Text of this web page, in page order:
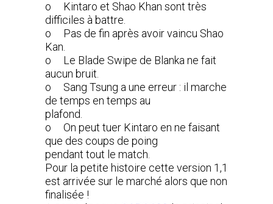
o Kintaro et Shao Khan sont très
difficiles à battre.
o Pas de fin après avoir vaincu Shao
Kan.
o Le Blade Swipe de Blanka ne fait
aucun bruit.
o Sang Tsung a une erreur : il marche
de temps en temps au
plafond.
o On peut tuer Kintaro en ne faisant
que des coups de poing
pendant tout le match.
Pour la petite histoire cette version 1,1
est arrivée sur le marché alors que non
finalisée !